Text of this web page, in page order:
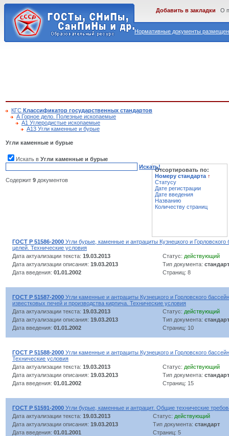
Нормативные документы
Добавить в закладки О
КГС Классификатор государственных стандартов
А Горное дело. Полезные ископаемые
А1 Углеродистые ископаемые
А13 Угли каменные и бурые
Угли каменные и бурые
Искать в Угли каменные и бурые
Искать!
Содержит 9 документов
Отсортировать по:
Номеру стандарта ↑
Статусу
Дате регистрации
Дате введения
Названию
Количеству страниц
ГОСТ Р 51586-2000 Угли бурые, каменные и антрациты Кузнецкого и Горловского
целей. Технические условия
Дата актуализации текста: 19.03.2013 Статус: действующий
Дата актуализации описания: 19.03.2013 Тип документа: стандарт
Дата введения: 01.01.2002 Страниц: 8
ГОСТ Р 51587-2000 Угли каменные и антрациты Кузнецкого и Горловского
известковых печей и производства кирпича. Технические условия
Дата актуализации текста: 19.03.2013 Статус: действующий
Дата актуализации описания: 19.03.2013 Тип документа: стандарт
Дата введения: 01.01.2002 Страниц: 10
ГОСТ Р 51588-2000 Угли каменные и антрациты Кузнецкого и Горловского
Технические условия
Дата актуализации текста: 19.03.2013 Статус: действующий
Дата актуализации описания: 19.03.2013 Тип документа: стандарт
Дата введения: 01.01.2002 Страниц: 15
ГОСТ Р 51591-2000 Угли бурые, каменные и антрацит. Общие технические
Дата актуализации текста: 19.03.2013 Статус: действующий
Дата актуализации описания: 19.03.2013 Тип документа: стандарт
Дата введения: 01.01.2001 Страниц: 5